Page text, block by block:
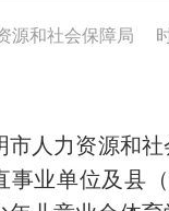
源和社会保障局
力资源和社会
事业单位及县